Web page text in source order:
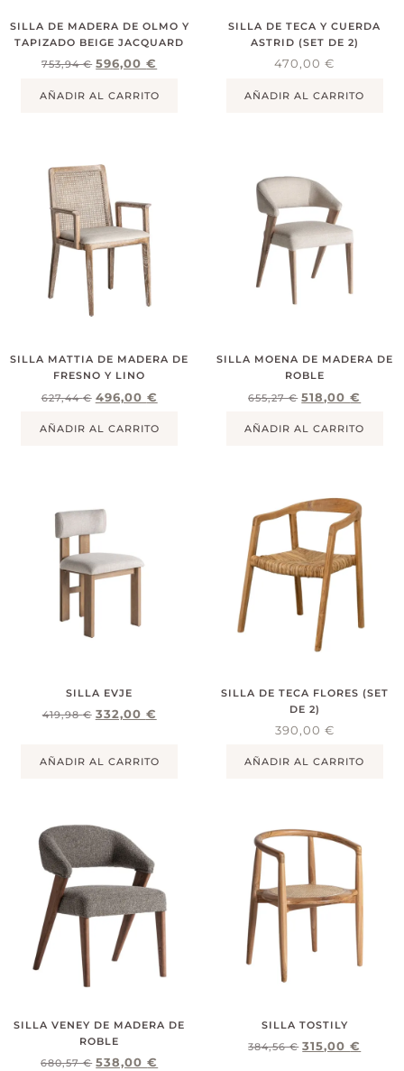
SILLA DE MADERA DE OLMO Y
TAPIZADO BEIGE JACQUARD
753,94€ 596,00€
AÑADIR AL CARRITO
SILLA DE TECA Y CUERDA
ASTRID (SET DE 2)
470,00€
AÑADIR AL CARRITO
SILLA MATTIA DE MADERA DE
FRESNO Y LINO
627,44€ 496,00 €
AÑADIR AL CARRITO
SILLA MOENA DE MADERA DE
ROBLE
655,27€ 518,00€
AÑADIR AL CARRITO
SILLA EVJE
419,98€ 332,00 €
AÑADIR AL CARRITO
SILLA DE TECA FLORES (SET
DE 2)
390,00 €
AÑADIR AL CARRITO
SILLA VENEY DE MADERA DE
ROBLE
680,57€ 538,00€
SILLA TOSTILY
384,56€ 315,00€